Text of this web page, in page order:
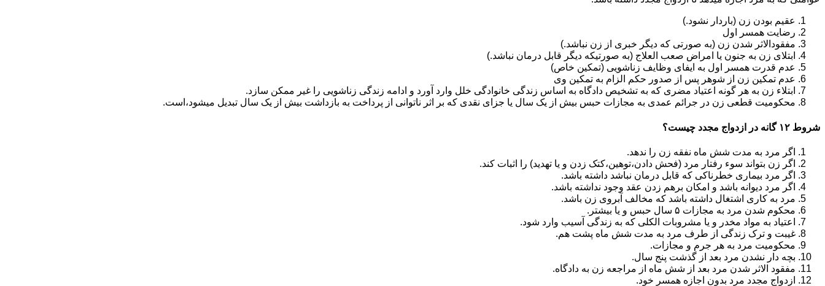
عقیم بودن زن (باردار نشود.)
رضایت همسر اول
مفقودالاثر شدن زن (به صورتی که دیگر خبری از زن نباشد.)
ابتلای زن به جنون یا امراض صعب العلاج (به صورتیکه دیگر قابل درمان نباشد.)
عدم قدرت همسر اول به ایفای وظایف زناشویی (تمکین خاص)
عدم تمکین زن از شوهر پس از صدور حکم الزام به تمکین وی
ابتلاء زن به هر گونه اعتیاد مضری که به تشخیص دادگاه به اساس زندگی خانوادگی خلل وارد آورد و ادامه زندگی زناشویی را غیر ممکن سازد.
محکومیت قطعی زن در جرائم عمدی به مجازات حبس بیش از یک سال یا جزای نقدی که بر اثر ناتوانی از پرداخت به بازداشت بیش از یک سال تبدیل می‎شود،است.
شروط ۱۲ گانه در ازدواج مجدد چیست؟
اگر مرد به مدت شش ماه نفقه زن را ندهد.
اگر زن بتواند سوء رفتار مرد (فحش دادن،توهین،کتک زدن و یا تهدید) را اثبات کند.
اگر مرد بیماری خطرناکی که قابل درمان نباشد داشته باشد.
اگر مرد دیوانه باشد و امکان برهم زدن عقد وجود نداشته باشد.
مرد به کاری اشتغال داشته باشد که مخالف آبروی زن باشد.
محکوم شدن مرد به مجازات ۵ سال حبس و یا بیشتر.
اعتیاد به مواد مخدر و یا مشروبات الکلی که به زندگی آسیب وارد شود.
غیبت و ترک زندگی از طرف مرد به مدت شش ماه پشت هم.
محکومیت مرد به هر جرم و مجازات.
بچه دار نشدن مرد بعد از گذشت پنج سال.
مفقود الاثر شدن مرد بعد از شش ماه از مراجعه زن به دادگاه.
ازدواج مجدد مرد بدون اجازه همسر خود.